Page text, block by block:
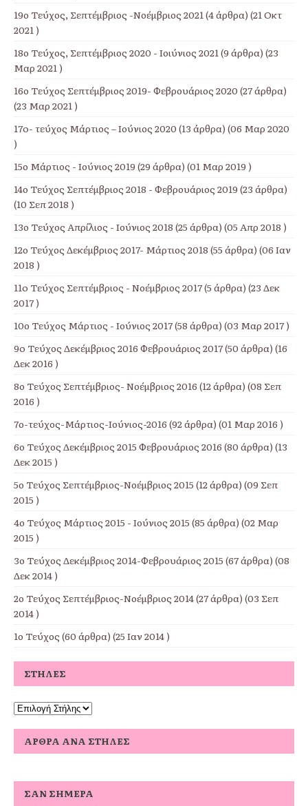
19ο Τεύχος, Σεπτέμβριος -Νοέμβριος 2021(4 άρθρα) (21 Οκτ
2021 )
18ο Τεύχος, Σεπτέμβριος 2020 - Ιοιύνιος 2021(9 άρθρα) (23
Μαρ 2021 )
16ο Τεύχος Σεπτέμβριος 2019- Φεβρουάριος 2020 (27 άρθρα)
(23 Μαρ 2021 )
17o- τεύχος Μάρτιος – Ιούνιος 2020 (13 άρθρα) (06 Μαρ 2020
)
15ο Μάρτιος - Ιούνιος 2019 (29 άρθρα) (01 Μαρ 2019 )
14ο Τεύχος Σεπτέμβριος 2018 - Φεβρουάριος 2019 (23 άρθρα)
(10 Σεπ 2018 )
13ο Τεύχος Απρίλιος - Ιούνιος 2018 (25 άρθρα) (05 Απρ 2018 )
12ο Τεύχος Δεκέμβριος 2017- Μάρτιος 2018 (55 άρθρα) (06 Ιαν
2018 )
11o Τεύχος Σεπτέμβριος - Νοέμβριος 2017(5 άρθρα) (23 Δεκ
2017 )
10ο Τεύχος Μάρτιος - Ιούνιος 2017(58 άρθρα) (03 Μαρ 2017 )
9o Τεύχος Δεκέμβριος 2016 Φεβρουάριος 2017(50 άρθρα) (16
Δεκ 2016 )
8ο Τεύχος Σεπτέμβριος- Νοέμβριος 2016 (12 άρθρα) (08 Σεπ
2016 )
7ο-τεύχος-Μάρτιος-Ιούνιος-2016 (92 άρθρα) (01 Μαρ 2016 )
6ο Τεύχος Δεκέμβριος 2015 Φεβρουάριος 2016 (80 άρθρα) (13
Δεκ 2015 )
5ο Τεύχος Σεπτέμβριος-Νοέμβριος 2015 (12 άρθρα) (09 Σεπ
2015 )
4ο Τεύχος Μάρτιος 2015 - Ιούνιος 2015 (85 άρθρα) (02 Μαρ
2015 )
3ο Τεύχος Δεκέμβριος 2014-Φεβρουάριος 2015 (67 άρθρα) (08
Δεκ 2014 )
2ο Τεύχος Σεπτέμβριος-Νοέμβριος 2014(27 άρθρα) (03 Σεπ
2014 )
1ο Τεύχος (60 άρθρα) (25 Ιαν 2014 )
ΣΤΉΛΕΣ
ΆΡΘΡΑ ΑΝΆ ΣΤΉΛΕΣ
ΣΑΝ ΣΉΜΕΡΑ